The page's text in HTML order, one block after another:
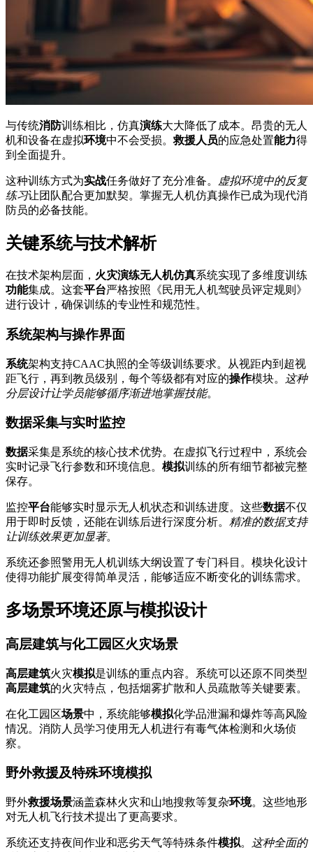
与传统消防训练相比，仿真演练大大降低了成本。昂贵的无人
机和设备在虚拟环境中不会受损。救援人员的应急处置能力得
到全面提升。
这种训练方式为实战任务做好了充分准备。
虚拟环境中的反复
练习让团队配合更加默契。掌握无人机仿真操作已成为现代消
防员的必备技能。
关键系统与技术解析
在技术架构层面， 火灾演练无人机仿真系统实现了多维度训练
功能集成。这套平台严格按照《民用无人机驾驶员评定规则》
进行设计，确保训练的专业性和规范性。
系统架构与操作界面
系统架构支持CAAC执照的全等级训练要求。从视距内到超视
距飞行，再到教员级别，每个等级都有对应的操作模块。
这种
分层设计让学员能够循序渐进地掌握技能。
数据采集与实时监控
数据采集是系统的核心技术优势。在虚拟飞行过程中，系统会
实时记录飞行参数和环境信息。 模拟训练的所有细节都被完整
保存。
监控平台能够实时显示无人机状态和训练进度。这些数据不仅
用于即时反馈，还能在训练后进行深度分析。 精准的数据支持
让训练效果更加显著。
系统还参照警用无人机训练大纲设置了专门科目。模块化设计
使得功能扩展变得简单灵活，能够适应不断变化的训练需求。
多场景环境还原与模拟设计
高层建筑与化工园区火灾场景
高层建筑火灾模拟是训练的重点内容。系统可以还原不同类型
高层建筑的火灾特点，包括烟雾扩散和人员疏散等关键要素。
在化工园区场景中，系统能够模拟化学品泄漏和爆炸等高风险
情况。消防人员学习使用无人机进行有毒气体检测和火场侦
察。
野外救援及特殊环境模拟
野外救援场景涵盖森林火灾和山地搜救等复杂环境。这些地形
对无人机飞行技术提出了更高要求。
系统还支持夜间作业和恶劣天气等特殊条件模拟。
这种全面的